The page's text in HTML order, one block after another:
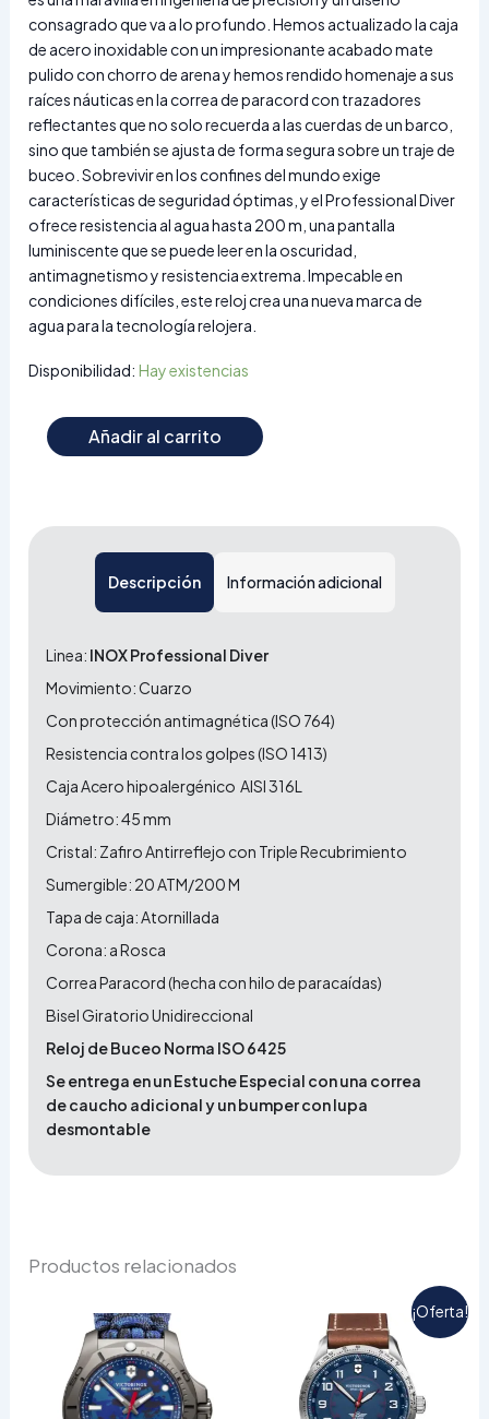
consagrado que va a lo profundo. Hemos actualizado la caja
de acero inoxidable con un impresionante acabado mate
pulido con chorro de arena y hemos rendido homenaje a sus
raíces náuticas en la correa de paracord con trazadores
reflectantes que no solo recuerda a las cuerdas de un barco,
sino que también se ajusta de forma segura sobre un traje de
buceo. Sobrevivir en los confines del mundo exige
características de seguridad óptimas, y el Professional Diver
ofrece resistencia al agua hasta 200 m, una pantalla
luminiscente que se puede leer en la oscuridad,
antimagnetismo y resistencia extrema. Impecable en
condiciones difíciles, este reloj crea una nueva marca de
agua para la tecnología relojera.
Disponibilidad: Hay existencias
Añadir al carrito
Descripción Información adicional
Linea: INOX Professional Diver
Movimiento: Cuarzo
Con protección antimagnética (ISO 764)
Resistencia contra los golpes (ISO 1413)
Caja Acero hipoalergénico AISI 316L
Diámetro: 45 mm
Cristal: Zafiro Antirreflejo con Triple Recubrimiento
Sumergible: 20 ATM/200 M
Tapa de caja: Atornillada
Corona: a Rosca
Correa Paracord (hecha con hilo de paracaídas)
Bisel Giratorio Unidireccional
Reloj de Buceo Norma ISO 6425
Se entrega en un Estuche Especial con una correa
de caucho adicional y un bumper con lupa
desmontable
Productos relacionados
¡Oferta!
El
precio
El
precio